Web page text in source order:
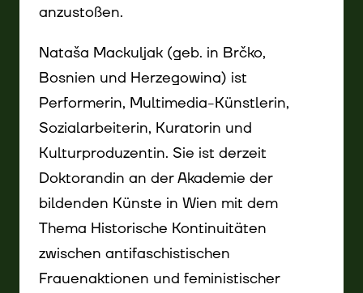
anzustoßen.
Nataša Mackuljak (geb. in Brčko,
Bosnien und Herzegowina) ist
Performerin, Multimedia-Künstlerin,
Sozialarbeiterin, Kuratorin und
Kulturproduzentin. Sie ist derzeit
Doktorandin an der Akademie der
bildenden Künste in Wien mit dem
Thema Historische Kontinuitäten
zwischen antifaschistischen
Frauenaktionen und feministischer